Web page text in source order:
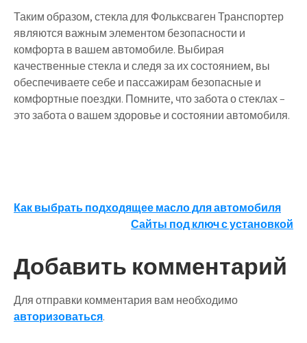
Таким образом, стекла для Фольксваген Транспортер
являются важным элементом безопасности и
комфорта в вашем автомобиле. Выбирая
качественные стекла и следя за их состоянием, вы
обеспечиваете себе и пассажирам безопасные и
комфортные поездки. Помните, что забота о стеклах –
это забота о вашем здоровье и состоянии автомобиля.
Навигация
записям
Как выбрать подходящее масло для автомобиля
Сайты под ключ с установкой
Добавить комментарий
Для отправки комментария вам необходимо
авторизоваться.